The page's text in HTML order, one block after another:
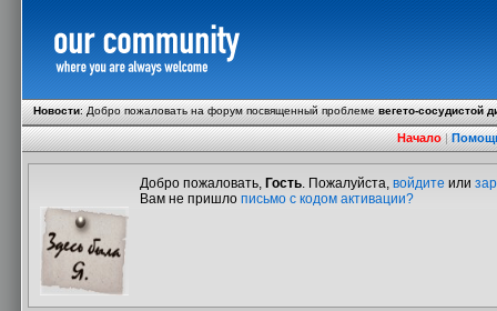
Новости:Добро пожаловать на форум посвященный проблемевегето-сосудистой
Начало|
Добро пожаловать, Гость. Пожалуйста, войдите или
Вам не пришло письмо с кодом активации?